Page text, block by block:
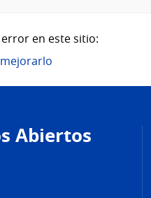
en este sitio:
Abiertos